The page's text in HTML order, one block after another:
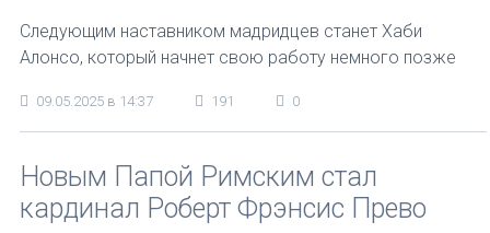
Следующим наставником мадридцев станет Хаби
Алонсо, который начнет свою работу немного позже
09.05.2025 в 14:37 191 0
Новым Папой Римским стал
кардинал Роберт Фрэнсис Прево